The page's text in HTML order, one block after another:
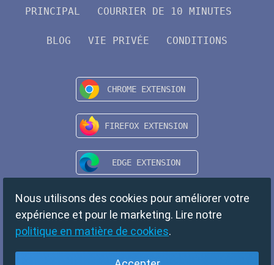
PRINCIPAL COURRIER DE 10 MINUTES
BLOG VIE PRIVÉE CONDITIONS
Nous utilisons des cookies pour améliorer votre
expérience et pour le marketing. Lire notre
politique en matière de cookies.